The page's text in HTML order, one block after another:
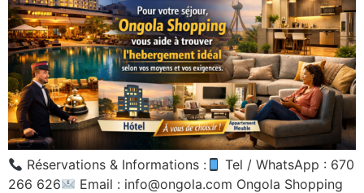
Réservations & Informations :
Tel / WhatsApp : 670
266 626
Email : info@ongola.com Ongola Shopping